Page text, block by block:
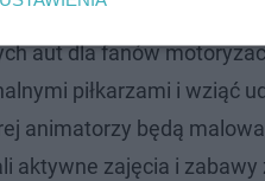
liczne konkursy z
aut dla fanów
piłkarzami i wziąć
animatorzy będą
aktywne zajęcia i zabawy